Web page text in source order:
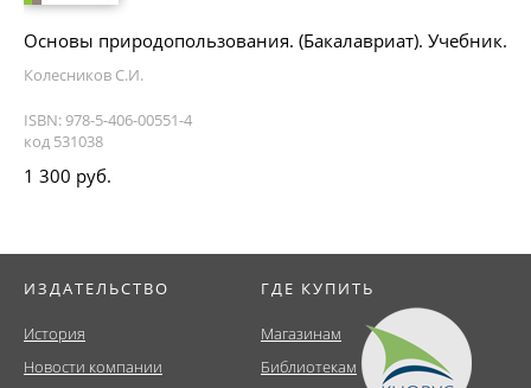
Основы природопользования. (Бакалавриат). Учебник.
Колесников С.И.
ISBN: 978-5-406-00551-4
код 531038
1 300 руб.
ИЗДАТЕЛЬСТВО
История
Новости компании
ГДЕ КУПИТЬ
Магазинам
Библиотекам